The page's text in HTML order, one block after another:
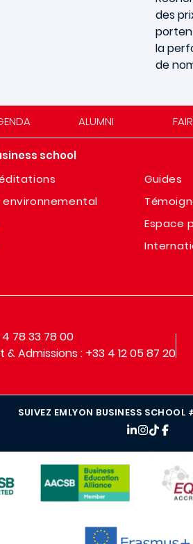
des
la
de
ALUMNI
school
Guides
Espace
78 33 78 00
Admissions : +33 4 12 05 87 20
SUIVEZ EMLYON BUSINESS SCHOOL
IMAGE